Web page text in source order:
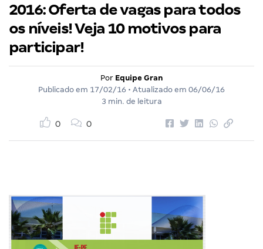
2016: Oferta de vagas para todos
os níveis! Veja 10 motivos para
participar!
Por Equipe Gran
Publicado em 17/02/16 • Atualizado em 06/06/16
3 min. de leitura
0 0